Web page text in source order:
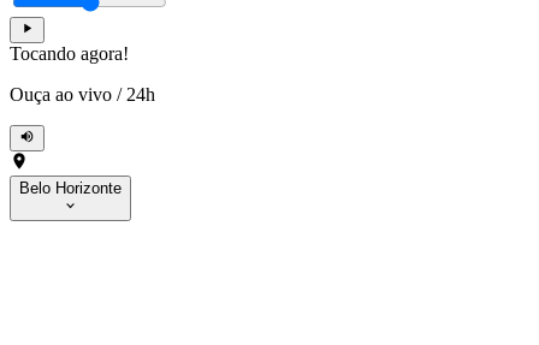
Tocando agora!
Ouça ao vivo / 24h
Belo Horizonte